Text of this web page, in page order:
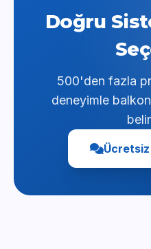
Doğru
500'den fazla
deneyimle
Ücretsiz